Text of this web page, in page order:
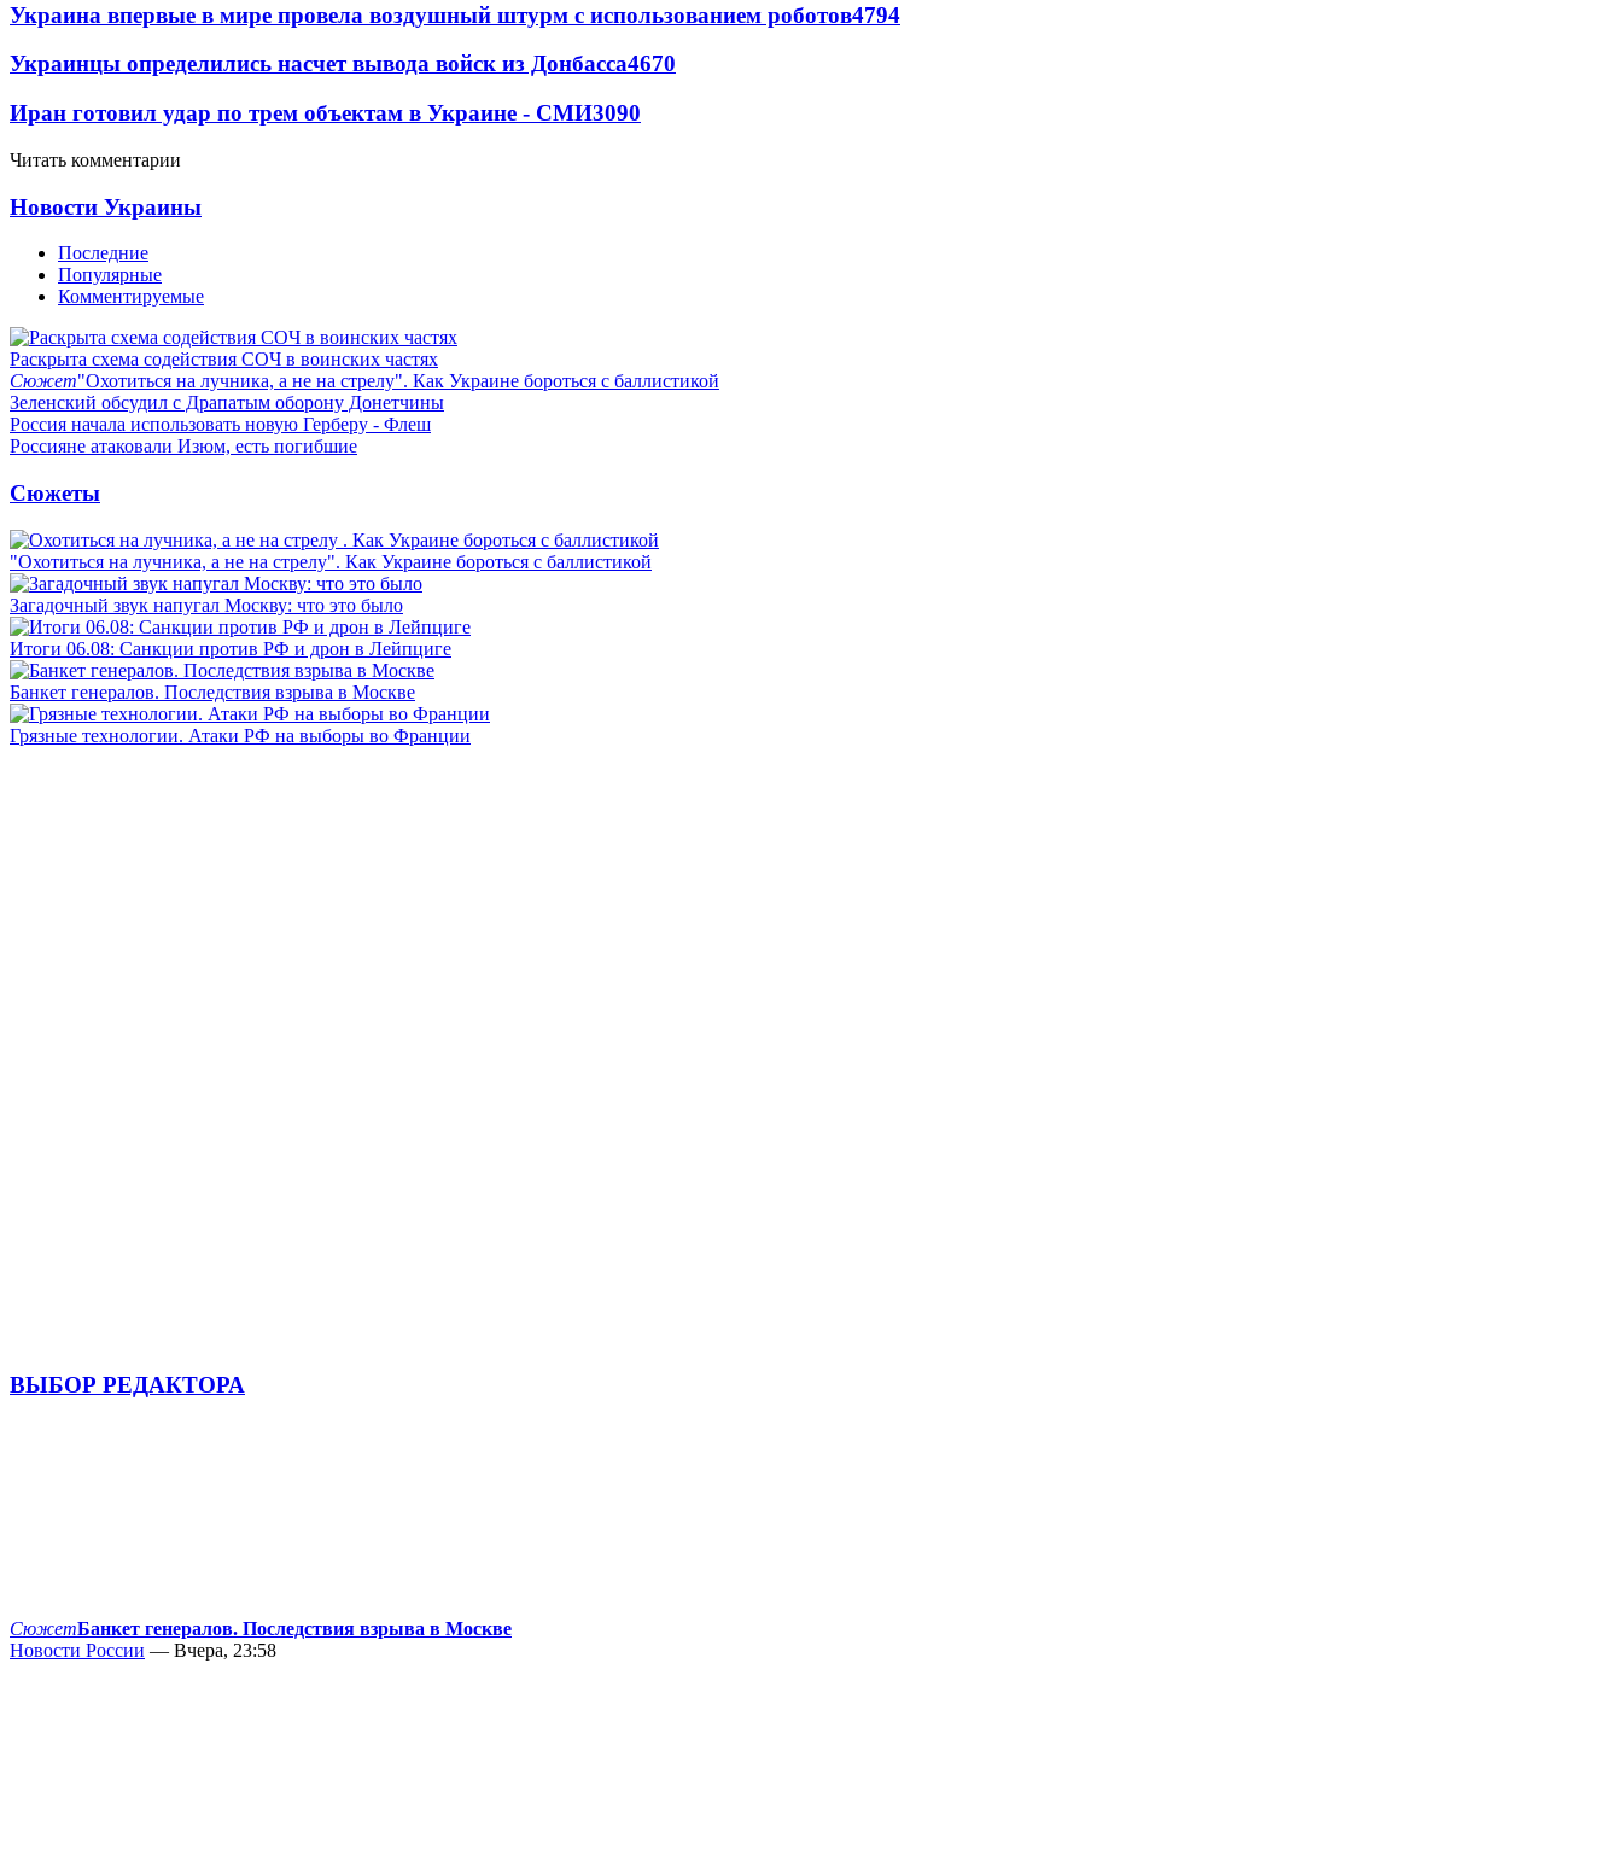
Украина впервые в мире провела воздушный штурм с использованием роботов4794
Украинцы определились насчет вывода войск из Донбасса4670
Иран готовил удар по трем объектам в Украине - СМИ3090
Читать комментарии
Новости Украины
Последние
Популярные
Комментируемые
Раскрыта схема содействия СОЧ в воинских частях
Сюжет"Охотиться на лучника, а не на стрелу". Как Украине бороться с баллистикой
Зеленский обсудил с Драпатым оборону Донетчины
Россия начала использовать новую Герберу - Флеш
Россияне атаковали Изюм, есть погибшие
Сюжеты
"Охотиться на лучника, а не на стрелу". Как Украине бороться с баллистикой
Загадочный звук напугал Москву: что это было
Итоги 06.08: Санкции против РФ и дрон в Лейпциге
Банкет генералов. Последствия взрыва в Москве
Грязные технологии. Атаки РФ на выборы во Франции
ВЫБОР РЕДАКТОРА
СюжетБанкет генералов. Последствия взрыва в Москве
Новости России — Вчера, 23:58